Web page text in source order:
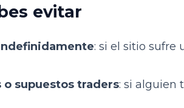
evitar
: si el sitio sufre
o supuestos traders: si alguien